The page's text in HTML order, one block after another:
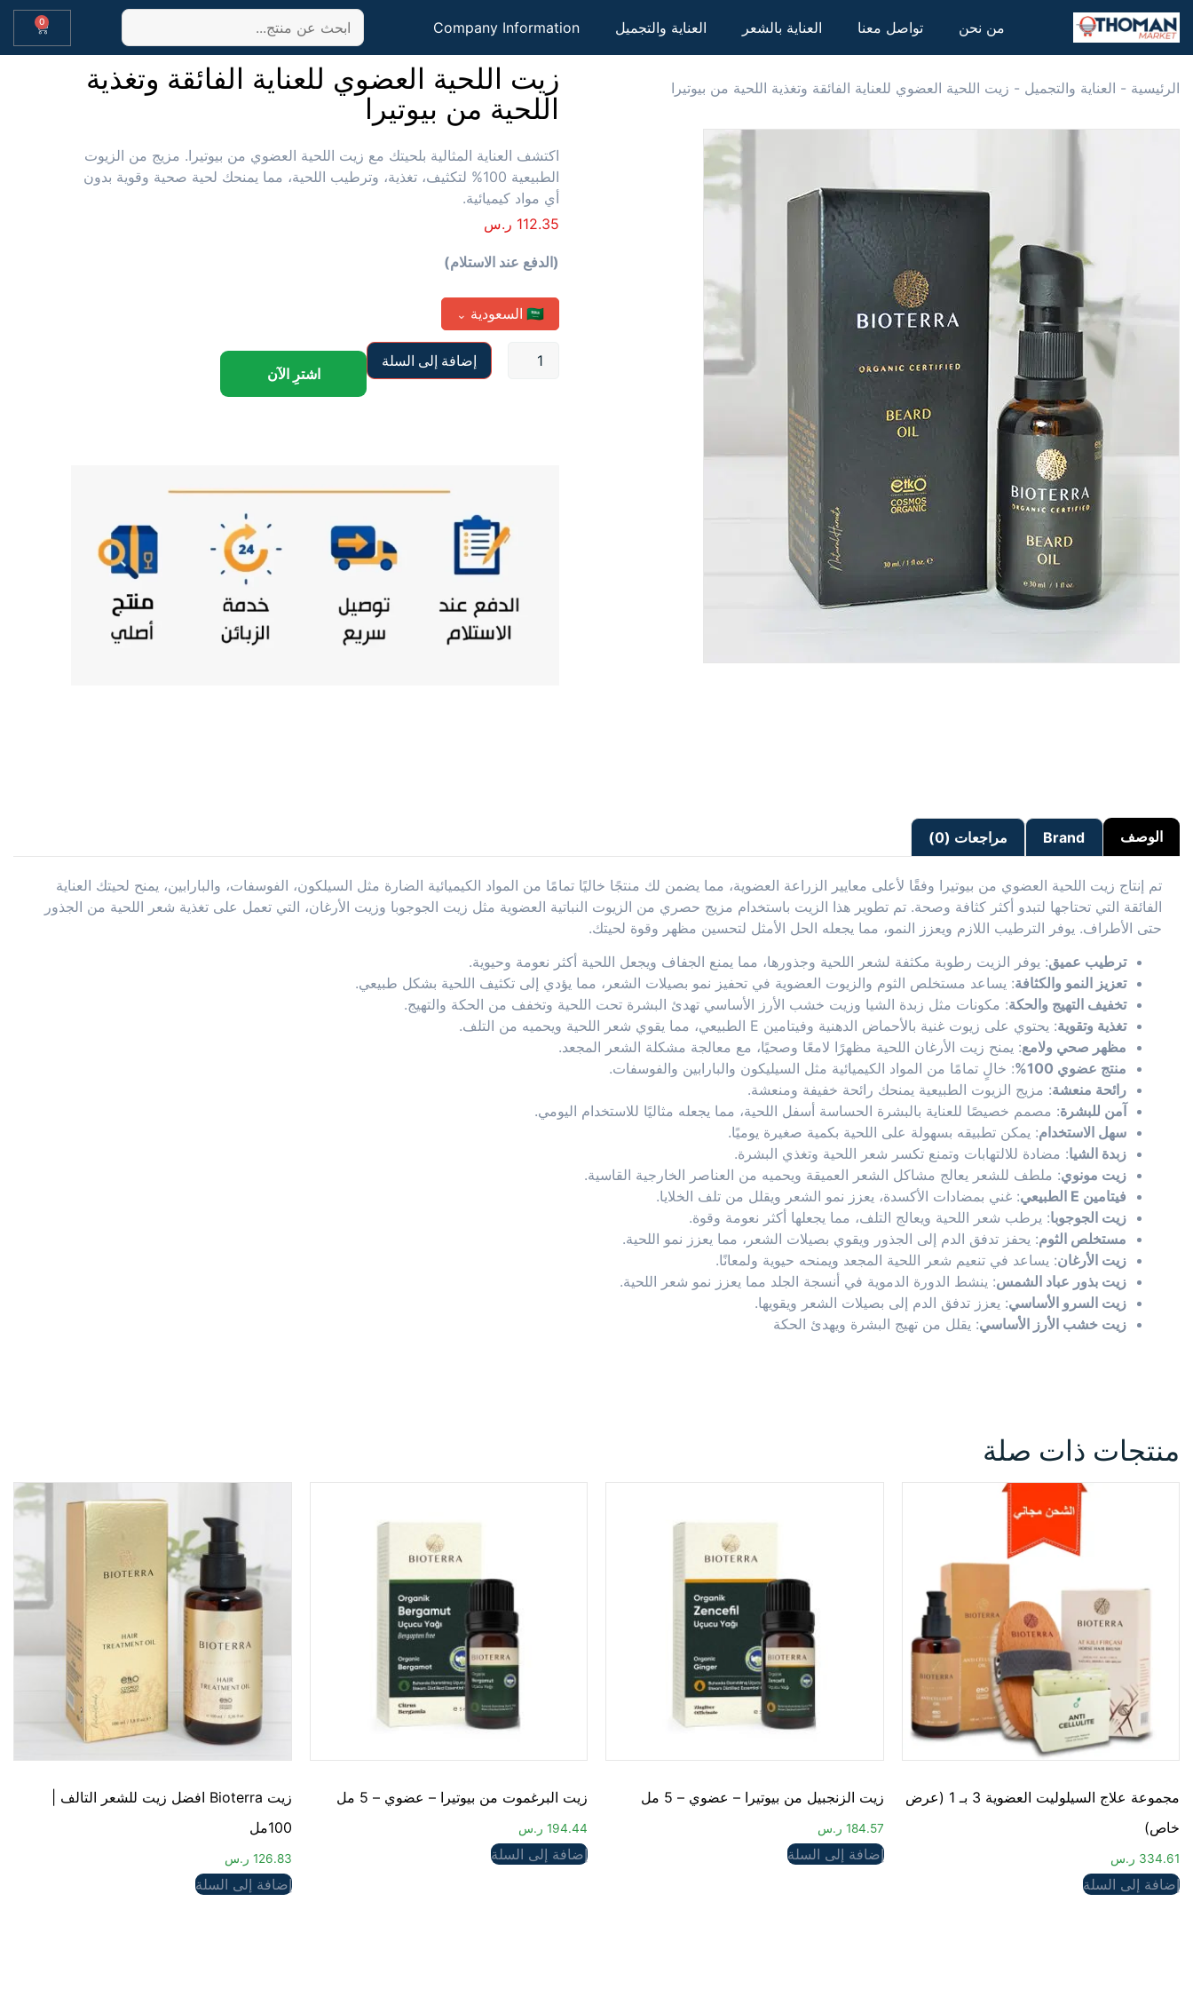
من نحن تواصل معنا العناية بالشعر العناية والتجميل Company Information
0
الرئيسية - العناية والتجميل - زيت اللحية العضوي للعناية الفائقة وتغذية اللحية من بيوتيرا
زيت اللحية العضوي للعناية الفائقة وتغذية
اللحية من بيوتيرا
اكتشف العناية المثالية بلحيتك مع زيت اللحية العضوي من بيوتيرا. مزيج من الزيوت
الطبيعية 100% لتكثيف، تغذية، وترطيب اللحية، مما يمنحك لحية صحية وقوية بدون
أي مواد كيميائية.
112.35 ر.س
(الدفع عند الاستلام)
🇸🇦 السعودية ⌄
إضافة إلى السلة
اشترِ الآن
الوصف Brand مراجعات (0)
تم إنتاج زيت اللحية العضوي من بيوتيرا وفقًا لأعلى معايير الزراعة العضوية، مما يضمن لك منتجًا خاليًا تمامًا من المواد الكيميائية الضارة مثل السيلكون، الفوسفات، والبارابين، يمنح لحيتك العناية
الفائقة التي تحتاجها لتبدو أكثر كثافة وصحة. تم تطوير هذا الزيت باستخدام مزيج حصري من الزيوت النباتية العضوية مثل زيت الجوجوبا وزيت الأرغان، التي تعمل على تغذية شعر اللحية من الجذور
حتى الأطراف. يوفر الترطيب اللازم ويعزز النمو، مما يجعله الحل الأمثل لتحسين مظهر وقوة لحيتك.
ترطيب عميق: يوفر الزيت رطوبة مكثفة لشعر اللحية وجذورها، مما يمنع الجفاف ويجعل اللحية أكثر نعومة وحيوية.
تعزيز النمو والكثافة: يساعد مستخلص الثوم والزيوت العضوية في تحفيز نمو بصيلات الشعر، مما يؤدي إلى تكثيف اللحية بشكل طبيعي.
تخفيف التهيج والحكة: مكونات مثل زبدة الشيا وزيت خشب الأرز الأساسي تهدئ البشرة تحت اللحية وتخفف من الحكة والتهيج.
تغذية وتقوية: يحتوي على زيوت غنية بالأحماض الدهنية وفيتامين E الطبيعي، مما يقوي شعر اللحية ويحميه من التلف.
مظهر صحي ولامع: يمنح زيت الأرغان اللحية مظهرًا لامعًا وصحيًا، مع معالجة مشكلة الشعر المجعد.
منتج عضوي 100%
: خالٍ تمامًا من المواد الكيميائية مثل السيليكون والبارابين والفوسفات.
رائحة منعشة: مزيج الزيوت الطبيعية يمنحك رائحة خفيفة ومنعشة.
آمن للبشرة: مصمم خصيصًا للعناية بالبشرة الحساسة أسفل اللحية، مما يجعله مثاليًا للاستخدام اليومي.
سهل الاستخدام: يمكن تطبيقه بسهولة على اللحية بكمية صغيرة يوميًا.
زبدة الشيا: مضادة للالتهابات وتمنع تكسر شعر اللحية وتغذي البشرة.
زيت مونوي: ملطف للشعر يعالج مشاكل الشعر العميقة ويحميه من العناصر الخارجية القاسية.
فيتامين E الطبيعي
: غني بمضادات الأكسدة، يعزز نمو الشعر ويقلل من تلف الخلايا.
زيت الجوجوبا: يرطب شعر اللحية ويعالج التلف، مما يجعلها أكثر نعومة وقوة.
مستخلص الثوم: يحفز تدفق الدم إلى الجذور ويقوي بصيلات الشعر، مما يعزز نمو اللحية.
زيت الأرغان: يساعد في تنعيم شعر اللحية المجعد ويمنحه حيوية ولمعانًا.
زيت بذور عباد الشمس: ينشط الدورة الدموية في أنسجة الجلد مما يعزز نمو شعر اللحية.
زيت السرو الأساسي: يعزز تدفق الدم إلى بصيلات الشعر ويقويها.
زيت خشب الأرز الأساسي: يقلل من تهيج البشرة ويهدئ الحكة
منتجات ذات صلة
مجموعة علاج السيلوليت العضوية 3 بـ 1 (عرض
خاص)
334.61 ر.س
إضافة إلى السلة
زيت الزنجبيل من بيوتيرا – عضوي – 5 مل
184.57 ر.س
إضافة إلى السلة
زيت البرغموت من بيوتيرا – عضوي – 5 مل
194.44 ر.س
إضافة إلى السلة
زيت Bioterra افضل زيت للشعر التالف |
100مل
126.83 ر.س
إضافة إلى السلة